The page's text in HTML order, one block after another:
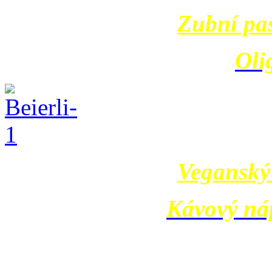
Zubní
Kávový